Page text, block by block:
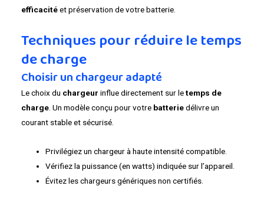
efficacitéet préservation de votre batterie.
Techniques pour réduire le temps
de charge
Choisir un chargeur adapté
Le choix du chargeur influe directement sur letemps de
charge. Un modèle conçu pour votre batteriedélivre un
courant stable et sécurisé.
Privilégiez un chargeur à haute intensité compatible.
Vérifiez la puissance (en watts) indiquée sur l’appareil.
Évitez les chargeurs génériques non certifiés.